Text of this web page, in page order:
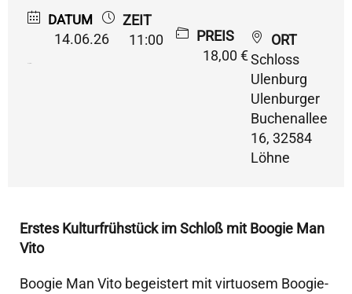
DATUM
14.06.26
ZEIT
11:00
PREIS
18,00 €
ORT
Schloss
Ulenburg
Ulenburger
Buchenallee
16, 32584
Löhne
Erstes Kulturfrühstück im Schloß mit Boogie Man
Vito
Boogie Man Vito begeistert mit virtuosem Boogie-